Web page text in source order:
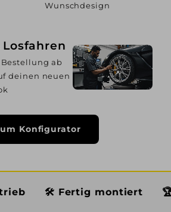
Wunschdesign
Losfahren
ab
deinen neuen
Konfigurator
montiert 🏆 Premium